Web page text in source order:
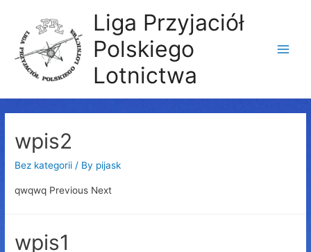
Liga Przyjaciół
Polskiego
Lotnictwa
wpis2
Bez kategorii / By pijask
qwqwq Previous Next
wpis1